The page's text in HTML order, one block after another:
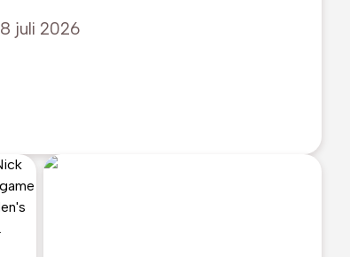
8 juli 2026